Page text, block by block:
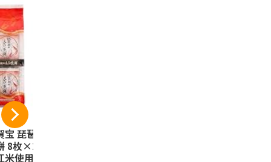
宝 琵琶湖のえび
8枚×2袋 国産
米使用 すじえび